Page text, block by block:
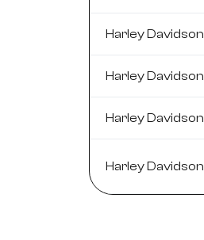
Harley Davidson
Harley Davidson
Harley Davidson
Harley Davidson